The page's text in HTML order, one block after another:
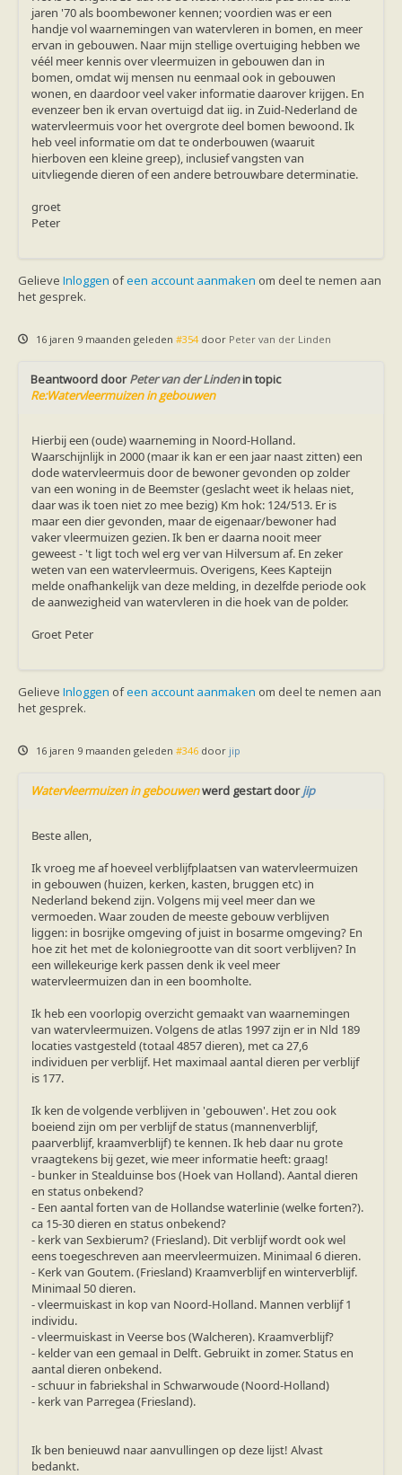
jaren '70 als boombewoner kennen; voordien was er een
handje vol waarnemingen van watervleren in bomen, en meer
ervan in gebouwen. Naar mijn stellige overtuiging hebben we
véél meer kennis over vleermuizen in gebouwen dan in
bomen, omdat wij mensen nu eenmaal ook in gebouwen
wonen, en daardoor veel vaker informatie daarover krijgen. En
evenzeer ben ik ervan overtuigd dat iig. in Zuid-Nederland de
watervleermuis voor het overgrote deel bomen bewoond. Ik
heb veel informatie om dat te onderbouwen (waaruit
hierboven een kleine greep), inclusief vangsten van
uitvliegende dieren of een andere betrouwbare determinatie.
groet
Peter
Gelieve Inloggen ofeen account aanmaken om deel te nemen aan
het gesprek.
16 jaren 9 maanden geleden #354 door Peter van der Linden
Beantwoord doorPeter van der Lindenin topic
Re:Watervleermuizen in gebouwen
Hierbij een (oude) waarneming in Noord-Holland.
Waarschijnlijk in 2000 (maar ik kan er een jaar naast zitten) een
dode watervleermuis door de bewoner gevonden op zolder
van een woning in de Beemster (geslacht weet ik helaas niet,
daar was ik toen niet zo mee bezig) Km hok: 124/513. Er is
maar een dier gevonden, maar de eigenaar/bewoner had
vaker vleermuizen gezien. Ik ben er daarna nooit meer
geweest - 't ligt toch wel erg ver van Hilversum af. En zeker
weten van een watervleermuis. Overigens, Kees Kapteijn
melde onafhankelijk van deze melding, in dezelfde periode ook
de aanwezigheid van watervleren in die hoek van de polder.
Groet Peter
Gelieve Inloggen ofeen account aanmaken om deel te nemen aan
het gesprek.
16 jaren 9 maanden geleden #346 door jip
Watervleermuizen in gebouwenwerd gestart doorjip
Beste allen,
Ik vroeg me af hoeveel verblijfplaatsen van watervleermuizen
in gebouwen (huizen, kerken, kasten, bruggen etc) in
Nederland bekend zijn. Volgens mij veel meer dan we
vermoeden. Waar zouden de meeste gebouw verblijven
liggen: in bosrijke omgeving of juist in bosarme omgeving? En
hoe zit het met de koloniegrootte van dit soort verblijven? In
een willekeurige kerk passen denk ik veel meer
watervleermuizen dan in een boomholte.
Ik heb een voorlopig overzicht gemaakt van waarnemingen
van watervleermuizen. Volgens de atlas 1997 zijn er in Nld 189
locaties vastgesteld (totaal 4857 dieren), met ca 27,6
individuen per verblijf. Het maximaal aantal dieren per verblijf
is 177.
Ik ken de volgende verblijven in 'gebouwen'. Het zou ook
boeiend zijn om per verblijf de status (mannenverblijf,
paarverblijf, kraamverblijf) te kennen. Ik heb daar nu grote
vraagtekens bij gezet, wie meer informatie heeft: graag!
- bunker in Stealduinse bos (Hoek van Holland). Aantal dieren
en status onbekend?
- Een aantal forten van de Hollandse waterlinie (welke forten?).
ca 15-30 dieren en status onbekend?
- kerk van Sexbierum? (Friesland). Dit verblijf wordt ook wel
eens toegeschreven aan meervleermuizen. Minimaal 6 dieren.
- Kerk van Goutem. (Friesland) Kraamverblijf en winterverblijf.
Minimaal 50 dieren.
- vleermuiskast in kop van Noord-Holland. Mannen verblijf 1
individu.
- vleermuiskast in Veerse bos (Walcheren). Kraamverblijf?
- kelder van een gemaal in Delft. Gebruikt in zomer. Status en
aantal dieren onbekend.
- schuur in fabriekshal in Schwarwoude (Noord-Holland)
- kerk van Parregea (Friesland).
Ik ben benieuwd naar aanvullingen op deze lijst! Alvast
bedankt.